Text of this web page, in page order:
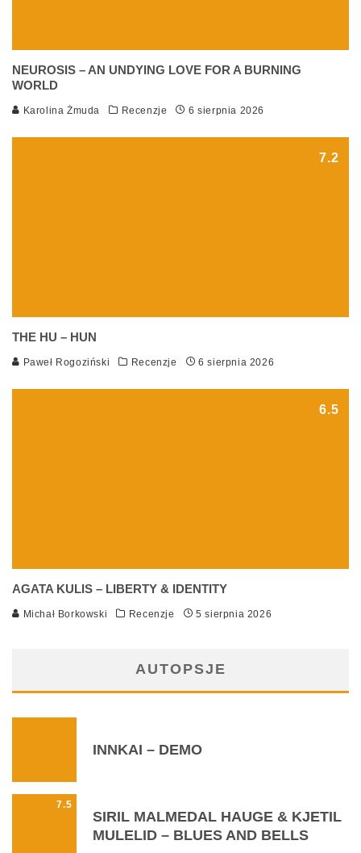
NEUROSIS – AN UNDYING LOVE FOR A BURNING
WORLD
Karolina Żmuda Recenzje 6 sierpnia 2026
7.2
THE HU – HUN
Paweł Rogoziński Recenzje 6 sierpnia 2026
6.5
AGATA KULIS – LIBERTY & IDENTITY
Michał Borkowski Recenzje 5 sierpnia 2026
AUTOPSJE
INNKAI – DEMO
7.5
SIRIL MALMEDAL HAUGE & KJETIL
MULELID – BLUES AND BELLS